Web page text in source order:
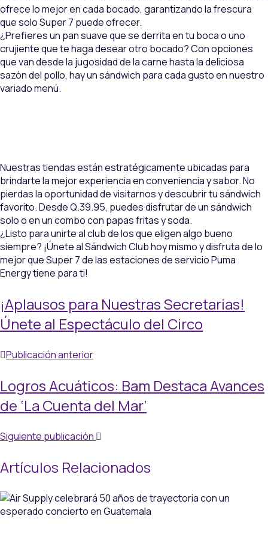
ofrece lo mejor en cada bocado, garantizando la frescura
que solo Super 7 puede ofrecer.
¿Prefieres un pan suave que se derrita en tu boca o uno
crujiente que te haga desear otro bocado? Con opciones
que van desde la jugosidad de la carne hasta la deliciosa
sazón del pollo, hay un sándwich para cada gusto en nuestro
variado menú.
Nuestras tiendas están estratégicamente ubicadas para
brindarte la mejor experiencia en conveniencia y sabor. No
pierdas la oportunidad de visitarnos y descubrir tu sándwich
favorito. Desde Q.39.95, puedes disfrutar de un sándwich
solo o en un combo con papas fritas y soda.
¿Listo para unirte al club de los que eligen algo bueno
siempre? ¡Únete al Sándwich Club hoy mismo y disfruta de lo
mejor que Super 7 de las estaciones de servicio Puma
Energy tiene para ti!
¡Aplausos para Nuestras Secretarias!
Únete al Espectáculo del Circo
Publicación anterior
Logros Acuáticos: Bam Destaca Avances
de ‘La Cuenta del Mar’
Siguiente publicación
Artículos Relacionados